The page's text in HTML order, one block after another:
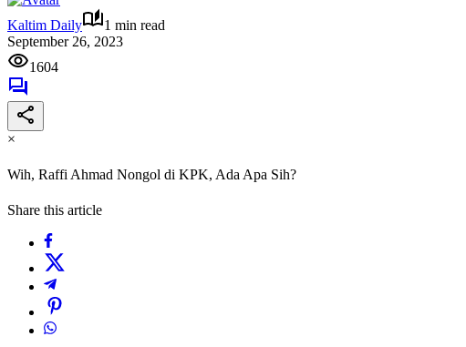
Kaltim Daily
1 min read
September 26, 2023
1604
×
Wih, Raffi Ahmad Nongol di KPK, Ada Apa Sih?
Share this article